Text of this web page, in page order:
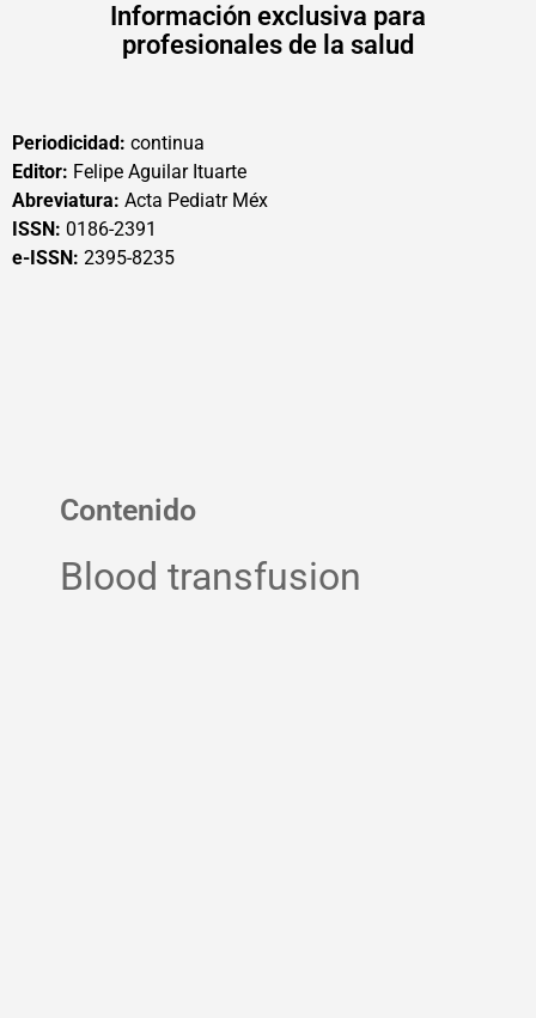
Información exclusiva para
profesionales de la salud
Periodicidad: continua
Editor: Felipe Aguilar Ituarte
Abreviatura: Acta Pediatr Méx
ISSN: 0186-2391
e-ISSN: 2395-8235
Contenido
Blood transfusion